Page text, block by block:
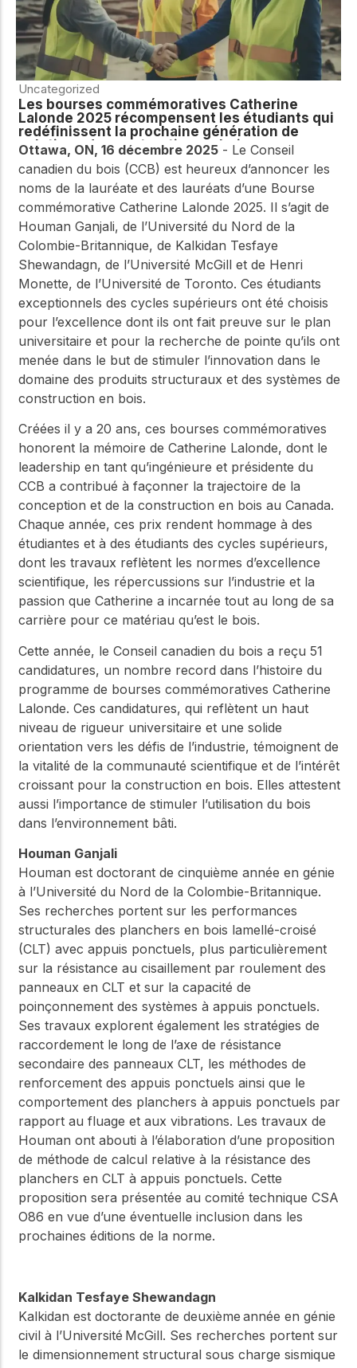
Uncategorized
Les bourses commémoratives Catherine
Lalonde 2025 récompensent les étudiants qui
redéfinissent la prochaine génération de
solutions de construction en bois
Ottawa, ON, 16 décembre 2025 - Le Conseil
canadien du bois (CCB) est heureux d’annoncer les
noms de la lauréate et des lauréats d’une Bourse
commémorative Catherine Lalonde 2025. Il s’agit de
Houman Ganjali, de l’Université du Nord de la
Colombie-Britannique, de Kalkidan Tesfaye
Shewandagn, de l’Université McGill et de Henri
Monette, de l’Université de Toronto. Ces étudiants
exceptionnels des cycles supérieurs ont été choisis
pour l’excellence dont ils ont fait preuve sur le plan
universitaire et pour la recherche de pointe qu’ils ont
menée dans le but de stimuler l’innovation dans le
domaine des produits structuraux et des systèmes de
construction en bois.
Créées il y a 20 ans, ces bourses commémoratives
honorent la mémoire de Catherine Lalonde, dont le
leadership en tant qu’ingénieure et présidente du
CCB a contribué à façonner la trajectoire de la
conception et de la construction en bois au Canada.
Chaque année, ces prix rendent hommage à des
étudiantes et à des étudiants des cycles supérieurs,
dont les travaux reflètent les normes d’excellence
scientifique, les répercussions sur l’industrie et la
passion que Catherine a incarnée tout au long de sa
carrière pour ce matériau qu’est le bois.
Cette année, le Conseil canadien du bois a reçu 51
candidatures, un nombre record dans l’histoire du
programme de bourses commémoratives Catherine
Lalonde. Ces candidatures, qui reflètent un haut
niveau de rigueur universitaire et une solide
orientation vers les défis de l’industrie, témoignent de
la vitalité de la communauté scientifique et de l’intérêt
croissant pour la construction en bois. Elles attestent
aussi l’importance de stimuler l’utilisation du bois
dans l’environnement bâti.
Houman Ganjali
Houman est doctorant de cinquième année en génie
à l’Université du Nord de la Colombie-Britannique.
Ses recherches portent sur les performances
structurales des planchers en bois lamellé-croisé
(CLT) avec appuis ponctuels, plus particulièrement
sur la résistance au cisaillement par roulement des
panneaux en CLT et sur la capacité de
poinçonnement des systèmes à appuis ponctuels.
Ses travaux explorent également les stratégies de
raccordement le long de l’axe de résistance
secondaire des panneaux CLT, les méthodes de
renforcement des appuis ponctuels ainsi que le
comportement des planchers à appuis ponctuels par
rapport au fluage et aux vibrations. Les travaux de
Houman ont abouti à l’élaboration d’une proposition
de méthode de calcul relative à la résistance des
planchers en CLT à appuis ponctuels. Cette
proposition sera présentée au comité technique CSA
O86 en vue d’une éventuelle inclusion dans les
prochaines éditions de la norme.
Kalkidan Tesfaye Shewandagn
Kalkidan est doctorante de deuxième année en génie
civil à l’Université McGill. Ses recherches portent sur
le dimensionnement structural sous charge sismique